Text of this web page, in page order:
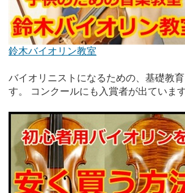
鈴木バイオリン教室
バイオリニストになるための、基礎教
す。 コンクールにも入賞者が出ていま